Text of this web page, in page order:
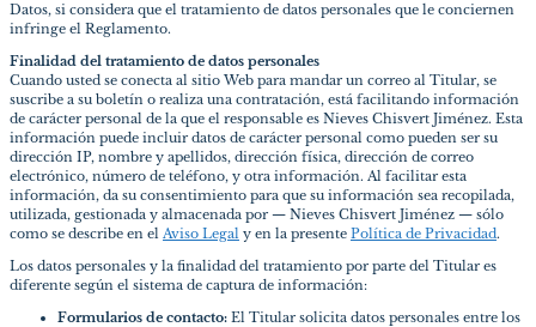
Datos, si considera que el tratamiento de datos personales que le conciernen
infringe el Reglamento.
Finalidad del tratamiento de datos personales
Cuando usted se conecta al sitio Web para mandar un correo al Titular, se
suscribe a su boletín o realiza una contratación, está facilitando información
de carácter personal de la que el responsable es Nieves Chisvert Jiménez. Esta
información puede incluir datos de carácter personal como pueden ser su
dirección IP, nombre y apellidos, dirección física, dirección de correo
electrónico, número de teléfono, y otra información. Al facilitar esta
información, da su consentimiento para que su información sea recopilada,
utilizada, gestionada y almacenada por — Nieves Chisvert Jiménez — sólo
como se describe en el Aviso Legal y en la presente Política de Privacidad.
Los datos personales y la finalidad del tratamiento por parte del Titular es
diferente según el sistema de captura de información:
Formularios de contacto: El Titular solicita datos personales entre los